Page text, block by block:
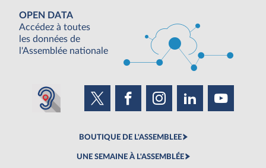
OPEN DATA
Accédez à toutes
les données de
l'Assemblée nationale
BOUTIQUE DE L'ASSEMBLEE
UNE SEMAINE À L'ASSEMBLÉE